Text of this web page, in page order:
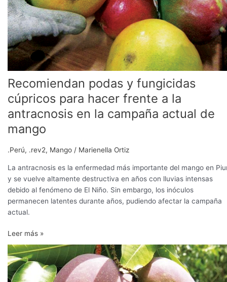
Recomiendan podas y fungicidas
cúpricos para hacer frente a la
antracnosis en la campaña actual de
mango
.Perú, .rev2, Mango / Marienella Ortiz
La antracnosis es la enfermedad más importante del mango en
y se vuelve altamente destructiva en años con lluvias intensas
debido al fenómeno de El Niño. Sin embargo, los inóculos
permanecen latentes durante años, pudiendo afectar la campaña
actual.
la
antracnosis
en
la
campaña
actual
de
mango
Leer más »
Menor
cosecha
peruana